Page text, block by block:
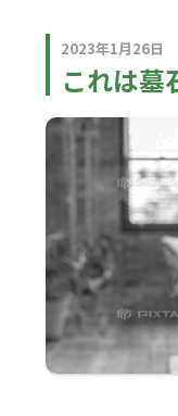
2023年1月26日
これは墓